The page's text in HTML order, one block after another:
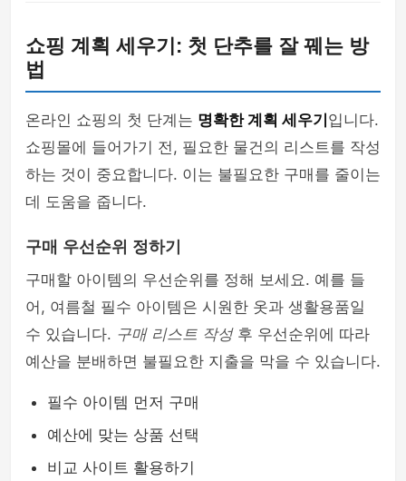
쇼핑 계획 세우기: 첫 단추를 잘 꿰는 방
법
온라인 쇼핑의 첫 단계는 명확한 계획 세우기 입니다.
쇼핑몰에 들어가기 전, 필요한 물건의 리스트를 작성
하는 것이 중요합니다. 이는 불필요한 구매를 줄이는
데 도움을 줍니다.
구매 우선순위 정하기
구매할 아이템의 우선순위를 정해 보세요. 예를 들
어, 여름철 필수 아이템은 시원한 옷과 생활용품일
수 있습니다. 구매 리스트 작성후 우선순위에 따라
예산을 분배하면 불필요한 지출을 막을 수 있습니다.
필수 아이템 먼저 구매
예산에 맞는 상품 선택
비교 사이트 활용하기